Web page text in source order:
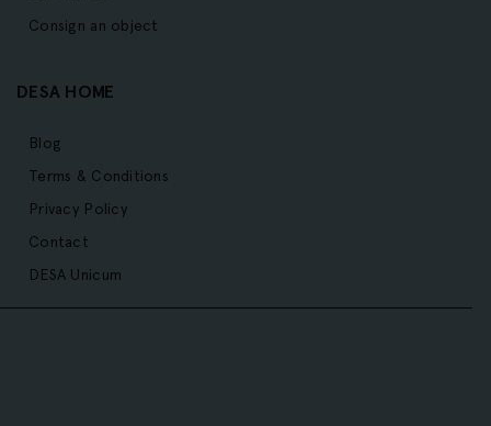
Consign an object
DESA HOME
Blog
Terms & Conditions
Privacy Policy
Contact
DESA Unicum